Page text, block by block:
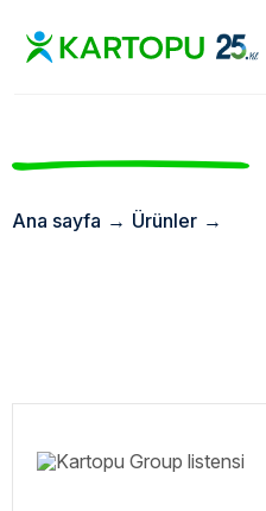
Ana sayfa → Ürünler →